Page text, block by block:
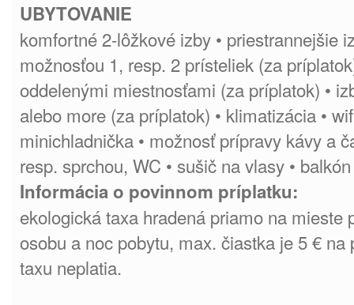
UBYTOVANIE
komfortné 2-lôžkové izby • priestrannejšie
možnosťou 1, resp. 2 prísteliek (za
oddelenými miestnosťami (za príplatok) •
alebo more (za príplatok) • klimatizácia •
minichladnička • možnosť prípravy kávy a
resp. sprchou, WC • sušič na vlasy •
Informácia o povinnom príplatku:
ekologická taxa hradená priamo na mieste
osobu a noc pobytu, max. čiastka je 5 € na
taxu neplatia.